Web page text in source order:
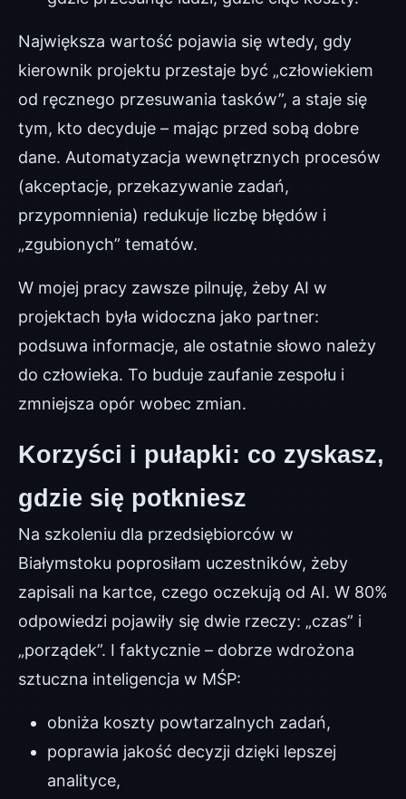
Największa wartość pojawia się wtedy, gdy
kierownik projektu przestaje być „człowiekiem
od ręcznego przesuwania tasków”, a staje się
tym, kto decyduje – mając przed sobą dobre
dane. Automatyzacja wewnętrznych procesów
(akceptacje, przekazywanie zadań,
przypomnienia) redukuje liczbę błędów i
„zgubionych” tematów.
W mojej pracy zawsze pilnuję, żeby AI w
projektach była widoczna jako partner:
podsuwa informacje, ale ostatnie słowo należy
do człowieka. To buduje zaufanie zespołu i
zmniejsza opór wobec zmian.
Korzyści i pułapki: co zyskasz,
gdzie się potkniesz
Na szkoleniu dla przedsiębiorców w
Białymstoku poprosiłam uczestników, żeby
zapisali na kartce, czego oczekują od AI. W 80%
odpowiedzi pojawiły się dwie rzeczy: „czas” i
„porządek”. I faktycznie – dobrze wdrożona
sztuczna inteligencja w MŚP:
obniża koszty powtarzalnych zadań,
poprawia jakość decyzji dzięki lepszej
analityce,